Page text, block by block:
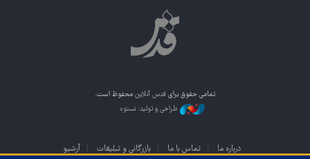
تمامی حقوق برای قدس آنلاین محفوظ است.
طراحی و تولید: نستوه
درباره ما تماس با ما بازرگانی و تبلیغات آرشیو